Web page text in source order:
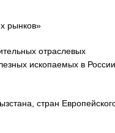
рынков»
отраслевых
ископаемых в
стран